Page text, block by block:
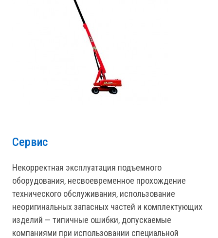
Сервис
Некорректная эксплуатация подъемного
оборудования, несвоевременное прохождение
технического обслуживания, использование
неоригинальных запасных частей и комплектующих
изделий — типичные ошибки, допускаемые
компаниями при использовании специальной